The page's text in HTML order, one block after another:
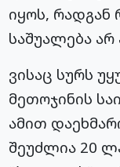
იყოს, რადგან
საშუალება არ
ვისაც სურს
მეთოჯინის
ამით
შეუძლია 20